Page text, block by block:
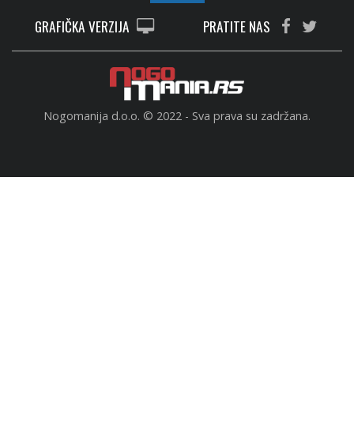
GRAFIČKA VERZIJA
PRATITE NAS
Nogomanija d.o.o. © 2022 - Sva prava su zadržana.